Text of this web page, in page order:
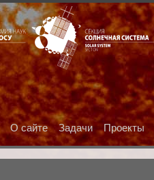
О сайте Задачи Проекты